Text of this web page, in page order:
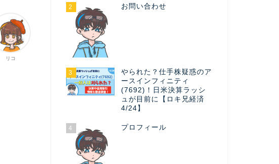
リコ
2 お問い合わせ
3
やられた？仕手株疑惑のア
ースインフィニティ
(7692)！日米決算ラッシ
ュが目前に【ロキ兄経済
4/24】
4 プロフィール